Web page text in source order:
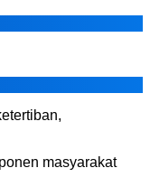
masyarakat